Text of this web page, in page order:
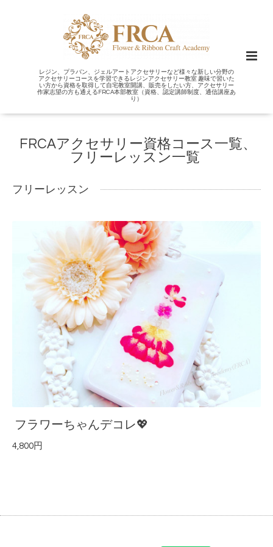
レジン、プラバン、ジェルアートアクセサリーなど様々な新しい分野の
アクセサリーコースを学習できるレジンアクセサリー教室 趣味で習いた
い方から資格を取得して自宅教室開講、販売をしたい方、アクセサリー
作家志望の方も通えるFRCA本部教室（資格、認定講師制度、通信講座あ
り）
FRCAアクセサリー資格コース一覧、
フリーレッスン一覧
フリーレッスン
フラワーちゃんデコレ💖
4,800円